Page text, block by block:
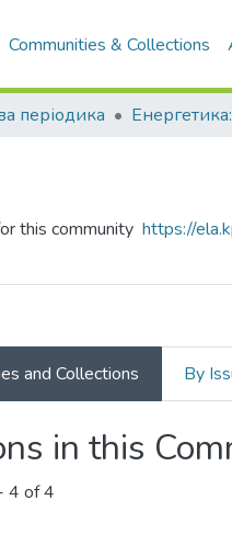
Communities & Collections
періодика
this community https://
and Collections By
in this
4 of 4